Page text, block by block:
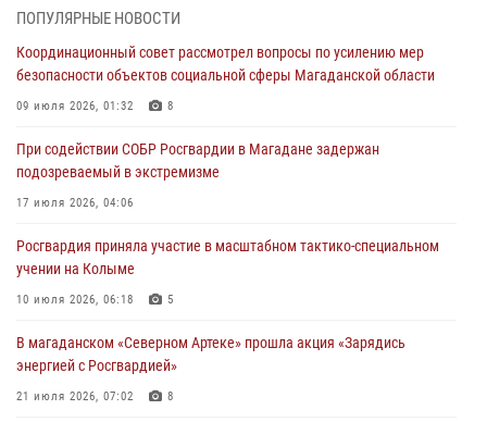
При содействии СОБР Росгвардии в Магадане задержан
17 июля 2026, 04:06
«Каникулы с Росгвардией» продолжаются на Колыме
Начальник Главного штаба – первый заместитель директора
Росгвардии Герой России генерал-полковник Сергей Бойко
15 июля 2026, 06:21
Кинологический тандем из Магадана завоевал бронзу на
15 июля 2026, 04:34
ПОПУЛЯРНЫЕ НОВОСТИ
Координационный совет рассмотрел вопросы по усилению мер
безопасности объектов социальной сферы Магаданской области
09 июля 2026, 01:32 8
При содействии СОБР Росгвардии в Магадане задержан
подозреваемый в экстремизме
17 июля 2026, 04:06
Росгвардия приняла участие в масштабном тактико-специальном
учении на Колыме
10 июля 2026, 06:18 5
В магаданском «Северном Артеке» прошла акция «Зарядись
энергией с Росгвардией»
21 июля 2026, 07:02 8